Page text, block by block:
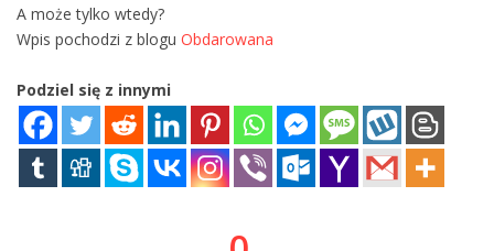
A może tylko wtedy?
Wpis pochodzi z blogu Obdarowana
Podziel się z innymi